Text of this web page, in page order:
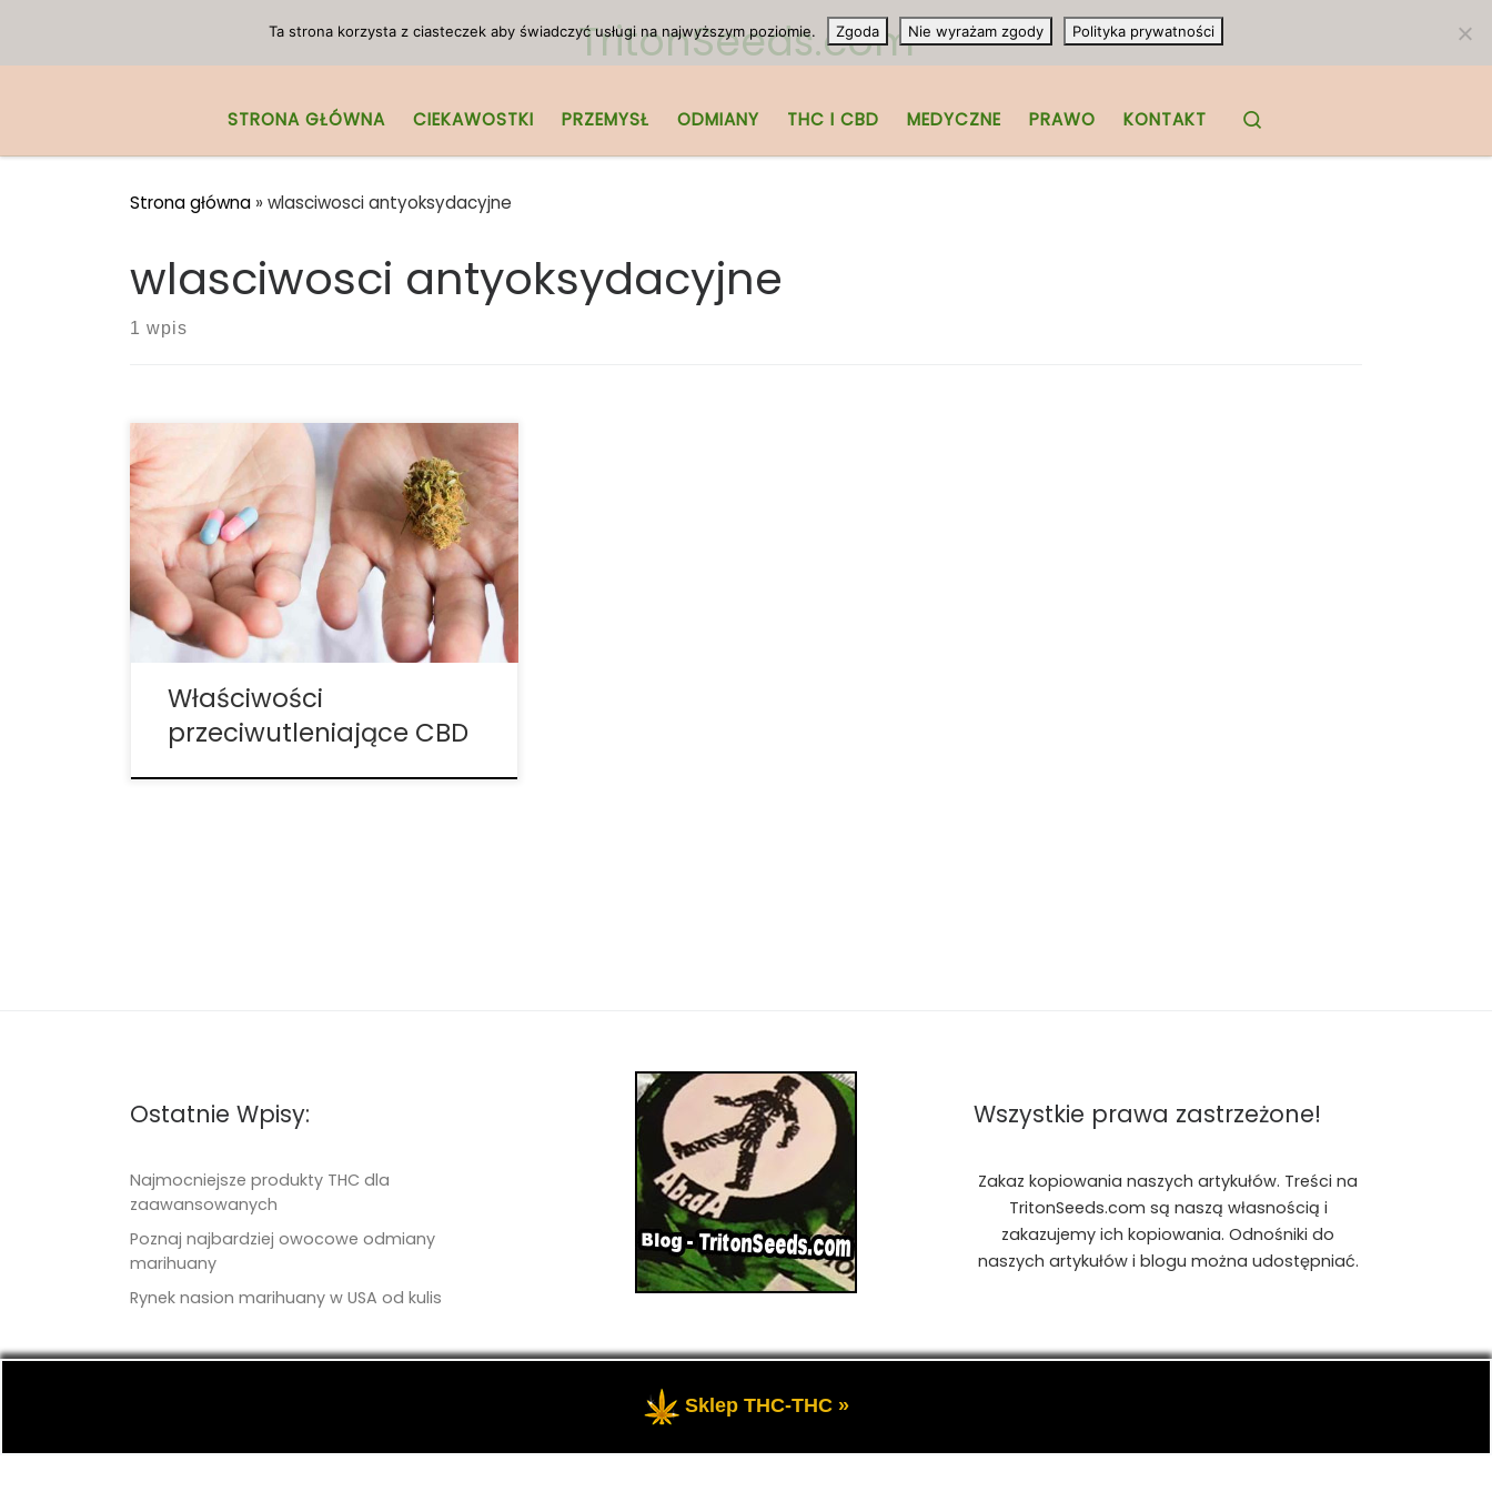
TritonSeeds.com
STRONA GŁÓWNA CIEKAWOSTKI PRZEMYSŁ ODMIANY THC I CBD MEDYCZNE PRAWO KONTAKT
Strona główna » wlasciwosci antyoksydacyjne
wlasciwosci antyoksydacyjne
1 wpis
CBD, THC i inne kannabinoidy mogą być
naszymi sojusznikami w wojnie z
antyoksydantami i wolnymi rodnikami.
Nauka dowodzi, że kannabinoidy mają
właściwości przeciwutleniające i
neuroprotekcyjne. Badania laboratoryjne
wykazują obiecujące dowody na to, że
CBD sprawdza się w nawet naprawdę
Właściwości
przeciwutleniające CBD
Ostatnie Wpisy:
Najmocniejsze produkty THC dla
zaawansowanych
Poznaj najbardziej owocowe odmiany
marihuany
Rynek nasion marihuany w USA od kulis
Wszystkie prawa zastrzeżone!
Zakaz kopiowania naszych artykułów. Treści na
TritonSeeds.com są naszą własnością i
zakazujemy ich kopiowania. Odnośniki do
naszych artykułów i blogu można udostępniać.
- Przedstawia portal-blog o Marihuanie, cannabis, konopiach indyjskich, CBD, RSO, THC.
Ta strona korzysta z ciasteczek aby świadczyć usługi na najwyższym poziomie. Zgoda Nie wyrażam zgody Polityka prywatności
Sklep THC-THC »